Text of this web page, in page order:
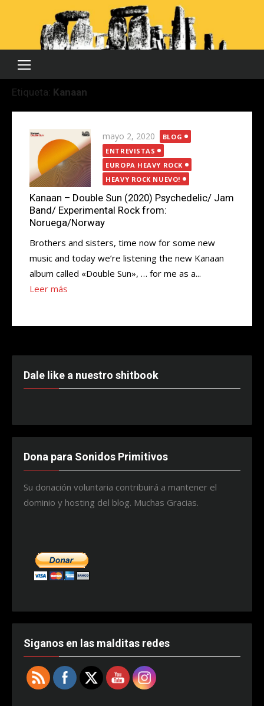
Etiqueta: Kanaan
Publicada
el
mayo 2, 2020
BLOG
ENTREVISTAS
EUROPA HEAVY ROCK
HEAVY ROCK NUEVO!
Kanaan – Double Sun (2020) Psychedelic/ Jam
Band/ Experimental Rock from:
Noruega/Norway
Brothers and sisters, time now for some new
music and today we’re listening the new Kanaan
album called «Double Sun», … for me as a...
Leer más
Dale like a nuestro shitbook
Dona para Sonidos Primitivos
Su donación voluntaria contribuirá a mantener el
dominio y hosting del blog. Muchas Gracias.
Siganos en las malditas redes